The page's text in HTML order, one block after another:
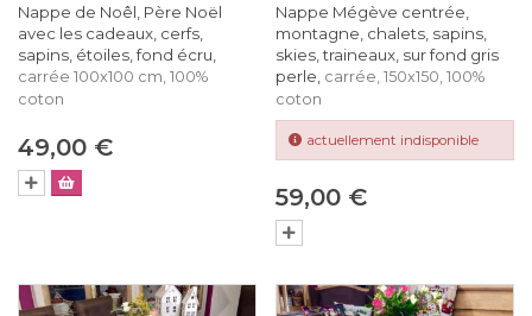
Nappe de Noêl, Père Noël
avec les cadeaux, cerfs,
sapins, étoiles, fond écru,
carrée 100x100 cm, 100%
coton
49,00 €
Nappe Mégève centrée,
montagne, chalets, sapins,
skies, traineaux, sur fond gris
perle, carrée, 150x150, 100%
coton
actuellement indisponible
59,00 €